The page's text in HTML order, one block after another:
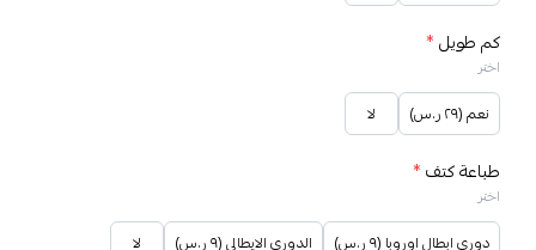
كم طويل*
اختر
نعم (٢٩ ر.س) لا
طباعة كتف*
اختر
دوري ابطال اوروبا (٩ ر.س) الدوري الايطالي (٩ ر.س) لا